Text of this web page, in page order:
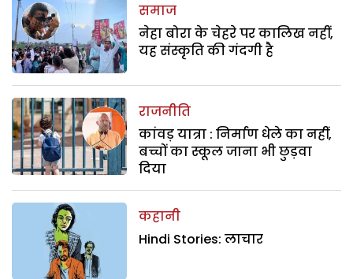
समाज
नेहा बोरा के चेहरे पर कालिख नहीं,
यह संस्कृति की गंदगी है
राजनीति
कांवड़ यात्रा : निर्माण धेले का नहीं,
बच्चों का स्कूल जाना भी छुड़वा
दिया
कहानी
Hindi Stories: लाचार